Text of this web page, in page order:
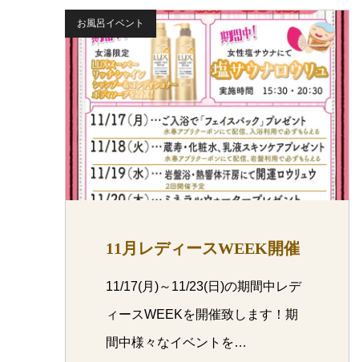
お風呂イベント
11月レディースWEEK開催
11/17(月)～11/23(日)の期間中レデ
ィースWEEKを開催致します！期
間中様々なイベントを…